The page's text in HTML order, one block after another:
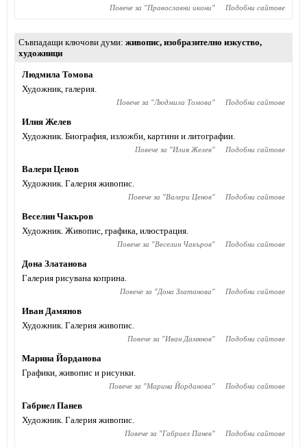
Повече за "Православни икони" Подобни сайтове
Съвпадащи ключови думи живопис, изобразително изкуство,
художници
Людмила Томова
Художник, галерия.
Повече за "Людмила Томова" Подобни сайтове
Илия Желев
Художник. Биография, изложби, картини и литографии.
Повече за "Илия Желев" Подобни сайтове
Валери Ценов
Художник. Галерия живопис.
Повече за "Валери Ценов" Подобни сайтове
Веселин Чакъров
Художник. Живопис, графика, илюстрация.
Повече за "Веселин Чакъров" Подобни сайтове
Дона Златанова
Галерия рисувана коприна.
Повече за "Дона Златанова" Подобни сайтове
Иван Дамянов
Художник. Галерия живопис.
Повече за "Иван Дамянов" Подобни сайтове
Марина Йорданова
Графики, живопис и рисунки.
Повече за "Марина Йорданова" Подобни сайтове
Габриел Панев
Художник. Галерия живопис.
Повече за "Габриел Панев" Подобни сайтове